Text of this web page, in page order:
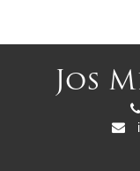
Jos